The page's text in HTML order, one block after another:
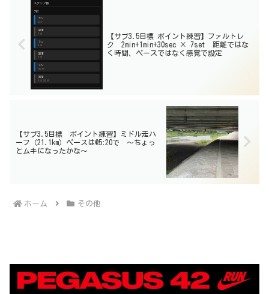
【サブ3.5目標 ポイント練習】ファルトレ
ク 2min+1min+30sec × 7set 距離ではな
く時間、ペースではなく感覚で設定
【サブ3.5目標 ポイント練習】ミドル走ハ
ーフ（21.1km）ペースは@5:20で 〜ちょっ
とムキになったかな〜
ホーム その他